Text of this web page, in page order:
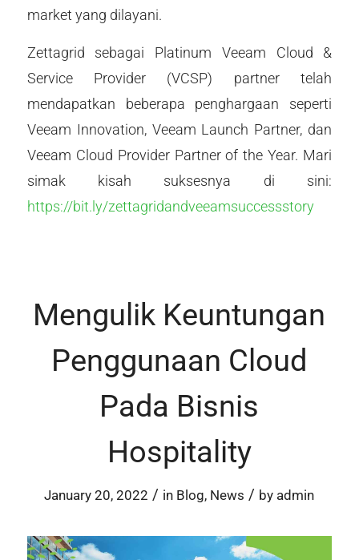
market yang dilayani.
Zettagrid sebagai Platinum Veeam Cloud &
Service Provider (VCSP) partner telah
mendapatkan beberapa penghargaan seperti
Veeam Innovation, Veeam Launch Partner, dan
Veeam Cloud Provider Partner of the Year. Mari
simak kisah suksesnya di sini:
https://bit.ly/zettagridandveeamsuccessstory
Mengulik Keuntungan
Penggunaan Cloud
Pada Bisnis
Hospitality
January 20, 2022 / in Blog, News / by admin